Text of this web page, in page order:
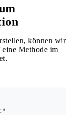
können wir
eine Methode im